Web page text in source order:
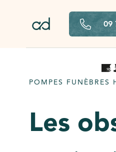
09
POMPES FUNÈBRES
Les